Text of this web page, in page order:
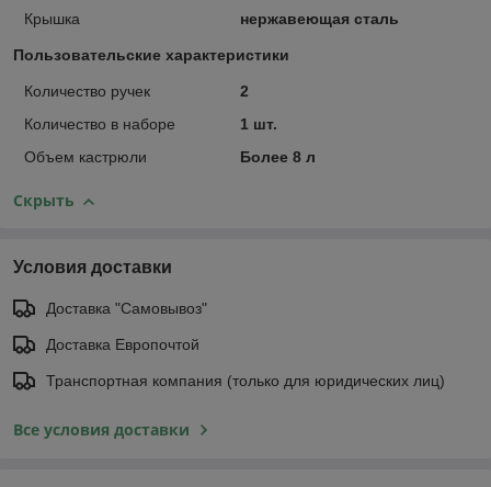
Крышка
нержавеющая сталь
Пользовательские характеристики
Количество ручек
2
Количество в наборе
1 шт.
Объем кастрюли
Более 8 л
Скрыть
Условия доставки
Доставка "Самовывоз"
Доставка Европочтой
Транспортная компания (только для юридических лиц)
Все условия доставки